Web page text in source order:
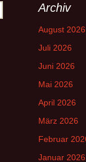
Archiv
August 2026
Juli 2026
Juni 2026
Mai 2026
April 2026
März 2026
Februar
Januar 2026